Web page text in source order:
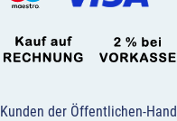
Kunden der Öffentlichen-Hand